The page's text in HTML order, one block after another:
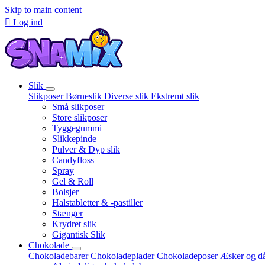
Skip to main content
 Log ind
Slik
SlikposerBørneslik Diverse slik Ekstremt slik
Små slikposer
Store slikposer
Tyggegummi
Slikkepinde
Pulver & Dyp slik
Candyfloss
Spray
Gel & Roll
Bolsjer
Halstabletter & -pastiller
Stænger
Krydret slik
Gigantisk Slik
Chokolade
ChokoladebarerChokoladepladerChokoladeposer Æsker og